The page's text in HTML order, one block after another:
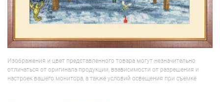
Изображения и цвет представленного товара могут незначительно
отличаться от оригинала продукции, взависимости от разрешения и
настроек вашего монитора, а также условий освещения при съемке